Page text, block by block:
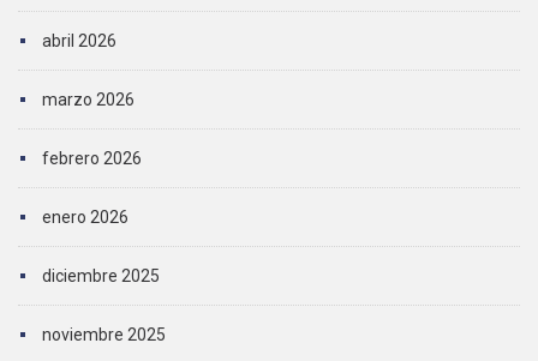
abril 2026
marzo 2026
febrero 2026
enero 2026
diciembre 2025
noviembre 2025